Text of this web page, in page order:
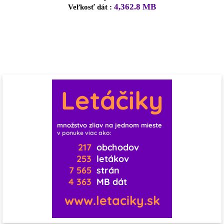
0 0
0
0 0
1
1
0 0 0
Veľkosť dát : 4,362.8 MB
Letáčiky
množstvo zliav na jednom mieste
v ponuke viac ako:
217 obchodov
253 letákov
7 565 strán
4 363 MB dát
www.letaciky.sk